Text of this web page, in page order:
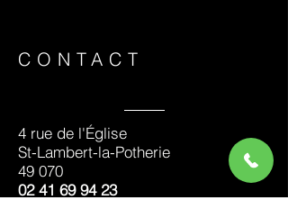
CONTACT
4 rue de l'Église
St-Lambert-la-Potherie
49 070
02 41 69 94 23